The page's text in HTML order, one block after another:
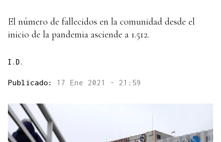
El número de fallecidos en la comunidad desde el
inicio de la pandemia asciende a 1.512.
I.D.
Publicado: 17 Ene 2021 - 21:59